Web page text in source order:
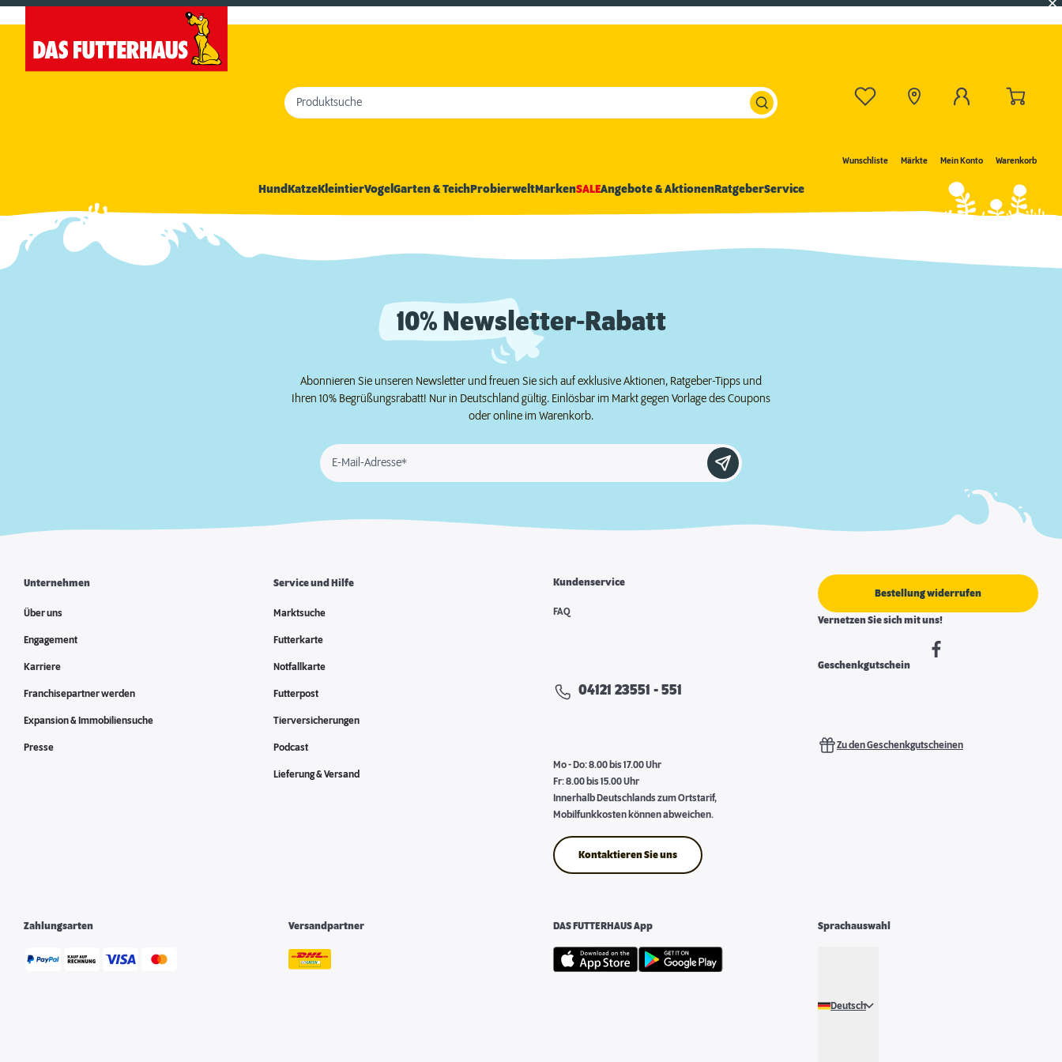
Wunschliste Märkte Mein Konto Warenkorb
Produktsuche
HundKatzeKleintierVogel Garten & TeichProbierweltMarkenSALEAngebote & AktionenRatgeberService
10% Newsletter-Rabatt
Abonnieren Sie unseren Newsletter und freuen Sie sich auf exklusive Aktionen, Ratgeber-Tipps und
Ihren 10% Begrüßungsrabatt! Nur in Deutschland gültig. Einlösbar im Markt gegen Vorlage des Coupons
oder online im Warenkorb.
E-Mail-Adresse*
Unternehmen
Über uns
Engagement
Karriere
Franchisepartner werden
Expansion & Immobiliensuche
Presse
Service und Hilfe
Marktsuche
Futterkarte
Notfallkarte
Futterpost
Tierversicherungen
Podcast
Lieferung & Versand
Kundenservice
FAQ
04121 23551 - 551
Mo - Do: 8.00 bis 17.00 Uhr
Fr: 8.00 bis 15.00 Uhr
Innerhalb Deutschlands zum Ortstarif,
Mobilfunkkosten können abweichen.
Kontaktieren Sie uns
Bestellung widerrufen
Vernetzen Sie sich mit uns!
Geschenkgutschein
Zu den Geschenkgutscheinen
Zahlungsarten Versandpartner DAS FUTTERHAUS App Sprachauswahl
Deutsch